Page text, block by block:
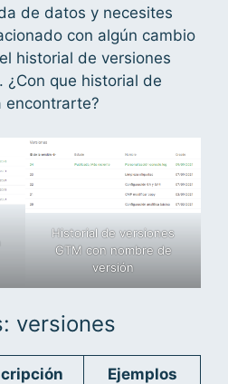
de datos y necesites
con algún cambio
historial de versiones
¿Con que historial de
encontrarte?
Historial de versiones
GTM con nombre de
versión
versiones
Ejemplos